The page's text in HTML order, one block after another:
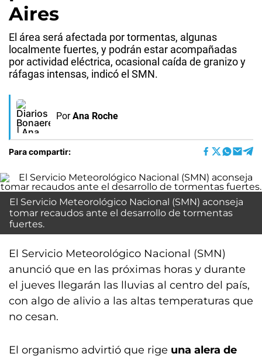
Aires
El área será afectada por tormentas, algunas
localmente fuertes, y podrán estar acompañadas
por actividad eléctrica, ocasional caída de granizo y
ráfagas intensas, indicó el SMN.
Por Ana Roche
Para compartir:
El Servicio Meteorológico Nacional (SMN) aconseja
tomar recaudos ante el desarrollo de tormentas
fuertes.
El Servicio Meteorológico Nacional (SMN)
anunció que en las próximas horas y durante
el jueves llegarán las lluvias al centro del país,
con algo de alivio a las altas temperaturas que
no cesan.
El organismo advirtió que rige una alera de